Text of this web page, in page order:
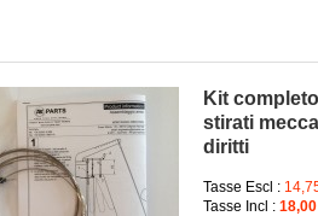
Kit
stirati
diritti
Tasse Escl :
Tasse Incl :